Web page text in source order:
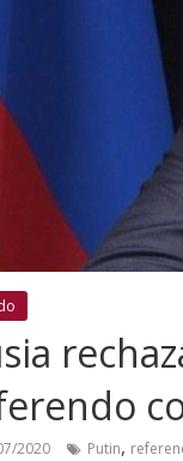
2020 Putin,